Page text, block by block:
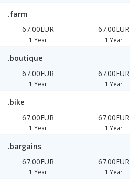
.farm
67.00EUR
1 Year
67.00EUR
1 Year
.boutique
67.00EUR
1 Year
67.00EUR
1 Year
.bike
67.00EUR
1 Year
67.00EUR
1 Year
.bargains
67.00EUR
1 Year
67.00EUR
1 Year